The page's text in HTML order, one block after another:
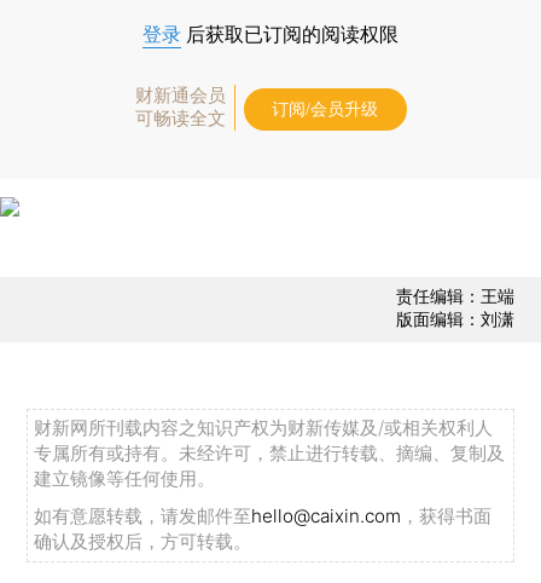
登录 后获取已订阅的阅读权限
财新通会员
可畅读全文
订阅/会员升级
责任编辑：王端
版面编辑：刘潇
财新网所刊载内容之知识产权为财新传媒及/或相关权利人
专属所有或持有。未经许可，禁止进行转载、摘编、复制及
建立镜像等任何使用。
如有意愿转载，请发邮件至hello@caixin.com ，获得书面
确认及授权后，方可转载。